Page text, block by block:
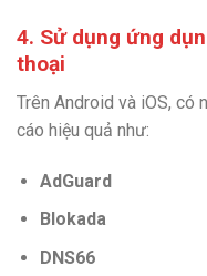
4. Sử dụng ứng
thoại
Trên Android và iOS, có
cáo hiệu quả như:
AdGuard
Blokada
DNS66